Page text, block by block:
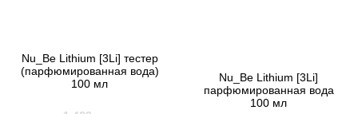
Nu_Be Lithium [3Li] тестер
(парфюмированная вода)
100 мл
Nu_Be Lithium [3Li]
парфюмированная вода
100 мл